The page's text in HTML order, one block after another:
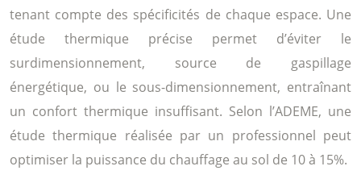
tenant compte des spécificités de chaque espace. Une
étude thermique précise permet d’éviter le
surdimensionnement, source de gaspillage
énergétique, ou le sous-dimensionnement, entraînant
un confort thermique insuffisant. Selon l’ADEME, une
étude thermique réalisée par un professionnel peut
optimiser la puissance du chauffage au sol de 10 à 15%.